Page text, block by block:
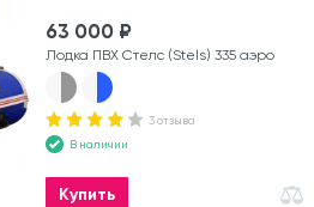
63 000 ₽
Лодка ПВХ Стелс (Stels) 335 аэро
3 отзыва
В наличии
Купить